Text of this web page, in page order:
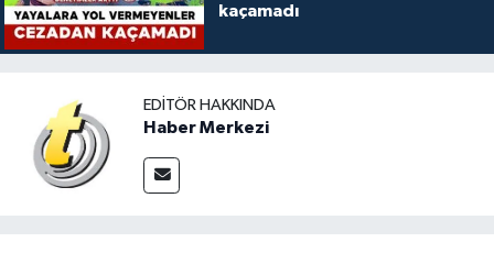
kaçamadı
EDITÖR HAKKINDA
Haber Merkezi